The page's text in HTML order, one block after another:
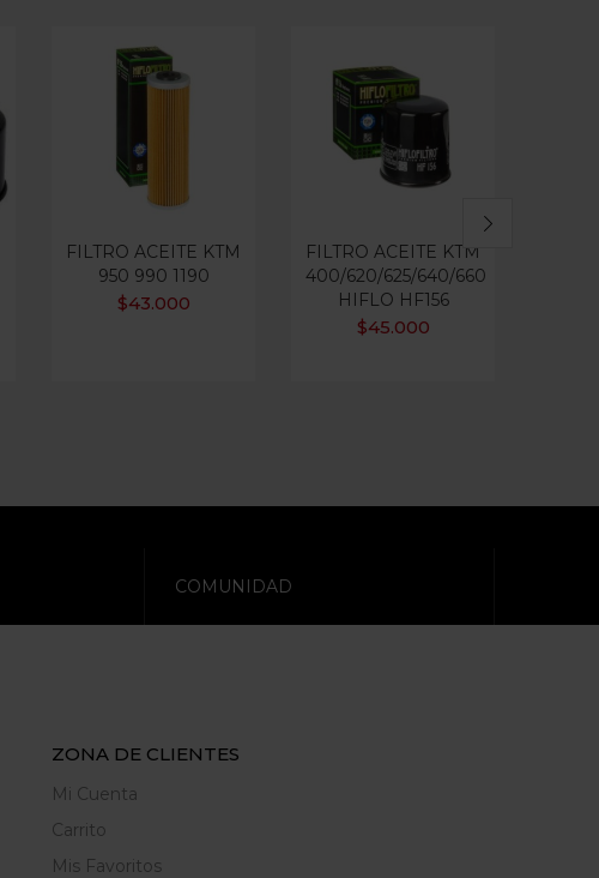
FILTRO ACEITE KTM
950 990 1190
$43.000
FILTRO ACEITE KTM
400/620/625/640/660
HIFLO HF156
$45.000
COMUNIDAD
ZONA DE CLIENTES
Mi Cuenta
Carrito
Mis Favoritos